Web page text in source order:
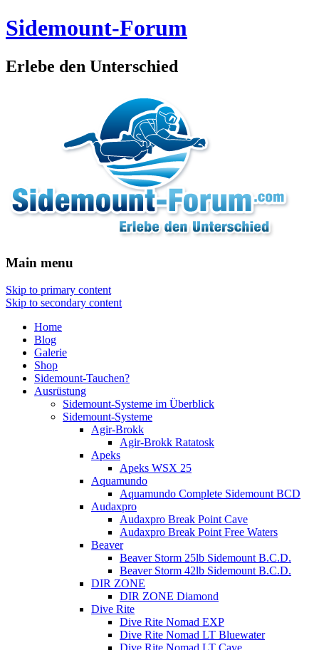
Sidemount-Forum
Erlebe den Unterschied
Main menu
Skip to primary content
Skip to secondary content
Home
Blog
Galerie
Shop
Sidemount-Tauchen?
Ausrüstung
Sidemount-Systeme im Überblick
Sidemount-Systeme
Agir-Brokk
Agir-Brokk Ratatosk
Apeks
Apeks WSX 25
Aquamundo
Aquamundo Complete Sidemount BCD
Audaxpro
Audaxpro Break Point Cave
Audaxpro Break Point Free Waters
Beaver
Beaver Storm 25lb Sidemount B.C.D.
Beaver Storm 42lb Sidemount B.C.D.
DIR ZONE
DIR ZONE Diamond
Dive Rite
Dive Rite Nomad EXP
Dive Rite Nomad LT Bluewater